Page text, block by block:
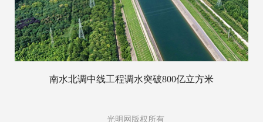
南水北调中线工程调水突破800亿立方米
光明网版权所有